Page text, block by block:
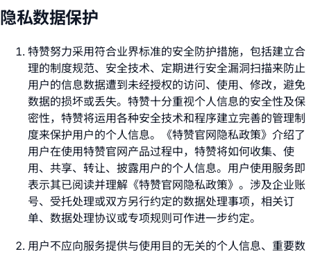
隐私数据保护
特赞努力采用符合业界标准的安全防护措施，包括建立合
理的制度规范、安全技术、定期进行安全漏洞扫描来防止
用户的信息数据遭到未经授权的访问、使用、修改，避免
数据的损坏或丢失。特赞十分重视个人信息的安全性及保
密性，特赞将运用各种安全技术和程序建立完善的管理制
度来保护用户的个人信息。《特赞官网隐私政策》介绍了
用户在使用特赞官网产品过程中，特赞将如何收集、使
用、共享、转让、披露用户的个人信息。用户使用服务即
表示其已阅读并理解《特赞官网隐私政策》。涉及企业账
号、受托处理或双方另行约定的数据处理事项，相关订
单、数据处理协议或专项规则可作进一步约定。
用户不应向服务提供与使用目的无关的个人信息、重要数